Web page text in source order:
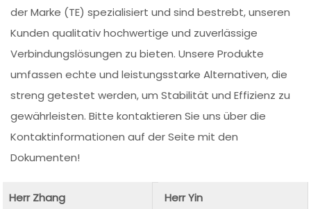
der Marke (TE) spezialisiert und sind bestrebt, unseren
Kunden qualitativ hochwertige und zuverlässige
Verbindungslösungen zu bieten. Unsere Produkte
umfassen echte und leistungsstarke Alternativen, die
streng getestet werden, um Stabilität und Effizienz zu
gewährleisten. Bitte kontaktieren Sie uns über die
Kontaktinformationen auf der Seite mit den
Dokumenten!
Herr Zhang
Herr Yin